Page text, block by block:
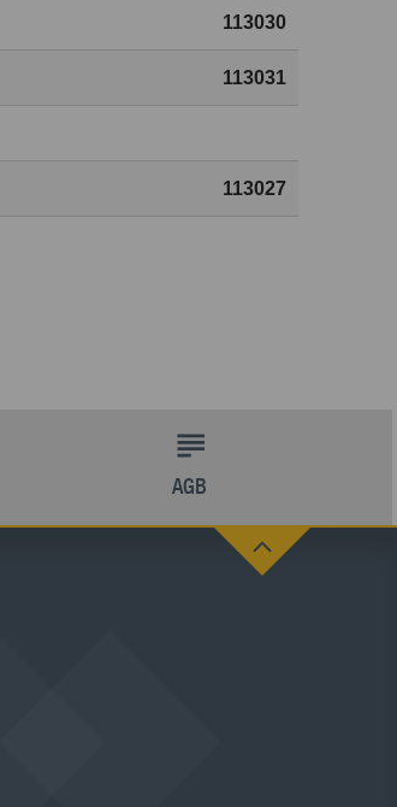
113030
113031
113027
AGB